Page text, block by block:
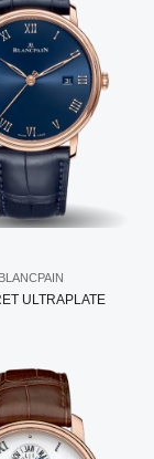
BLANCPAIN
ULTRAPLATE